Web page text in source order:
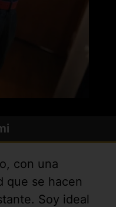
con una
que se hacen
Soy ideal